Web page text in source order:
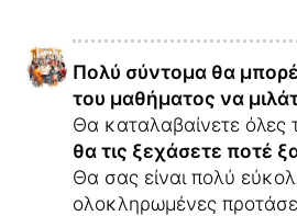
Πολύ σύντομα θα
του μαθήματος να
Θα καταλαβαίνετε όλες
θα τις ξεχάσετε ποτέ
Θα σας είναι πολύ
ολοκληρωμένες